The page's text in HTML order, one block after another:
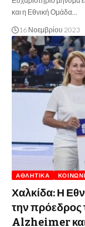
και η Εθνική Ομάδα…
16 Νοεμβρίου 2023
ΑΘΛΗΤΙΚΆ
Χαλκίδα: Η
την πρόεδρος
Alzheimer